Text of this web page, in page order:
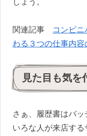
関連記事
コンビ
わる３つの仕事内容
見た目も気を
さぁ、履歴書はバッ
いろな人が来店する